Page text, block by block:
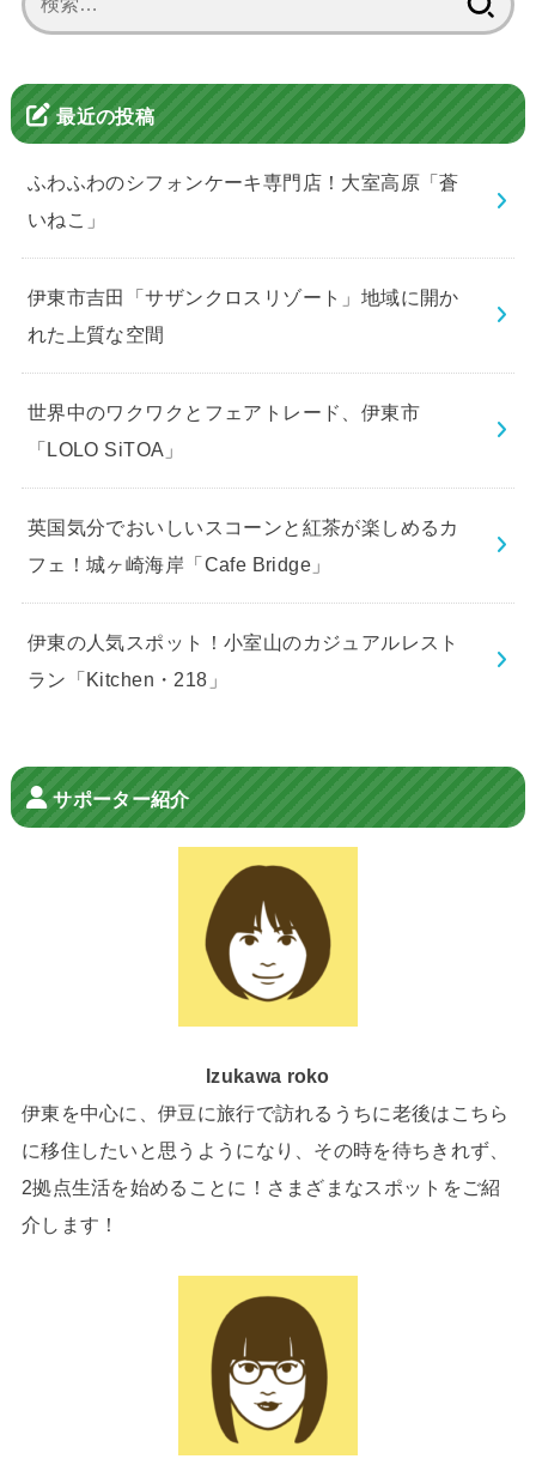
索:
最近の投稿
ふわふわのシフォンケーキ専門店！大室高原「蒼
いねこ」
伊東市吉田「サザンクロスリゾート」地域に開か
れた上質な空間
世界中のワクワクとフェアトレード、伊東市
「LOLO SiTOA」
英国気分でおいしいスコーンと紅茶が楽しめるカ
フェ！城ヶ崎海岸「Cafe Bridge」
伊東の人気スポット！小室山のカジュアルレスト
ラン「Kitchen・218」
サポーター紹介
Izukawa roko
伊東を中心に、伊豆に旅行で訪れるうちに老後はこちら
に移住したいと思うようになり、その時を待ちきれず、
2拠点生活を始めることに！さまざまなスポットをご紹
介します！